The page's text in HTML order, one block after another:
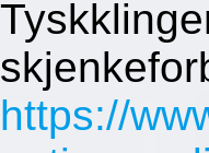
https://